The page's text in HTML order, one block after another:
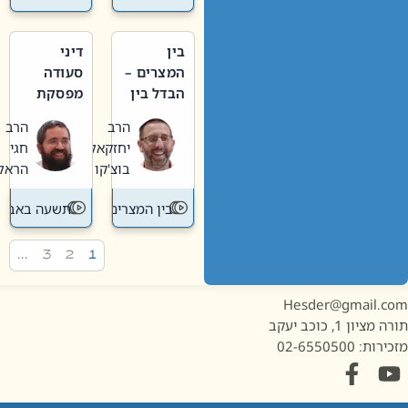
בין
המצרים –
הבדל בין
חדשה
לישנה
הרב
יחזקאל
בוצ'קו
בין המצרים
דיני
סעודה
מפסקת
תשעה
באב
הרב
חגי
הראל
תשעה באב
1, כוכב יעקב
02-6550500